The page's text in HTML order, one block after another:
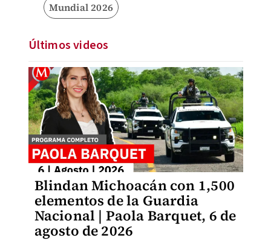
Mundial 2026
Últimos videos
Blindan Michoacán con 1,500
elementos de la Guardia
Nacional | Paola Barquet, 6 de
agosto de 2026